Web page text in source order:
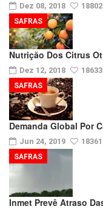
Dez 08, 2018 18802
Nutrição Dos Citrus
Dez 12, 2018 18633
SAFRAS
Demanda Global Por
Jun 24, 2019 18361
SAFRAS
Inmet Prevê Atraso
SAFRAS